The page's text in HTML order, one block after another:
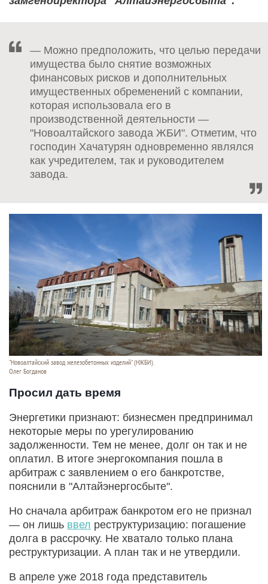
— Можно предположить, что целью передачи
имущества было снятие возможных
финансовых рисков и дополнительных
имущественных обременений с компании,
которая использовала его в
производственной деятельности —
"Новоалтайского завода ЖБИ". Отметим, что
господин Хачатурян одновременно являлся
как учредителем, так и руководителем
завода.
"Новоалтайский завод железобетонных изделий" (НЖБИ).
Олег Богданов
Просил дать время
Энергетики признают: бизнесмен предпринимал
некоторые меры по урегулированию
задолженности. Тем не менее, долг он так и не
оплатил. В итоге энергокомпания пошла в
арбитраж с заявлением о его банкротстве,
пояснили в "Алтайэнергосбыте".
Но сначала арбитраж банкротом его не признал
— он лишь ввел реструктуризацию: погашение
долга в рассрочку. Не хватало только плана
реструктуризации. А план так и не утвердили.
В апреле уже 2018 года представитель